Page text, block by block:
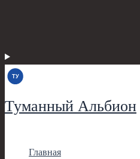
Туманный Альбион
Главная